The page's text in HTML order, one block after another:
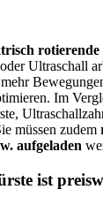
rotierende
Ultraschall
Im
müssen zudem
aufgeladen
ist